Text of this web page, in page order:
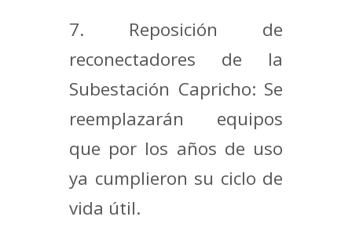
7. Reposición de
reconectadores de la
Subestación Capricho: Se
reemplazarán equipos
que por los años de uso
ya cumplieron su ciclo de
vida útil.